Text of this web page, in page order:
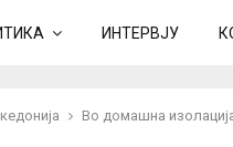
ИНТЕРВЈУ
Во домашна